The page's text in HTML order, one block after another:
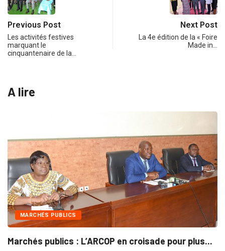
Previous Post
Les activités festives
marquant le
cinquantenaire de la…
Next Post
La 4e édition de la « Foire
Made in…
A lire
MARCHÉS PUBLICS
Marchés publics : L’ARCOP en croisade pour plus...